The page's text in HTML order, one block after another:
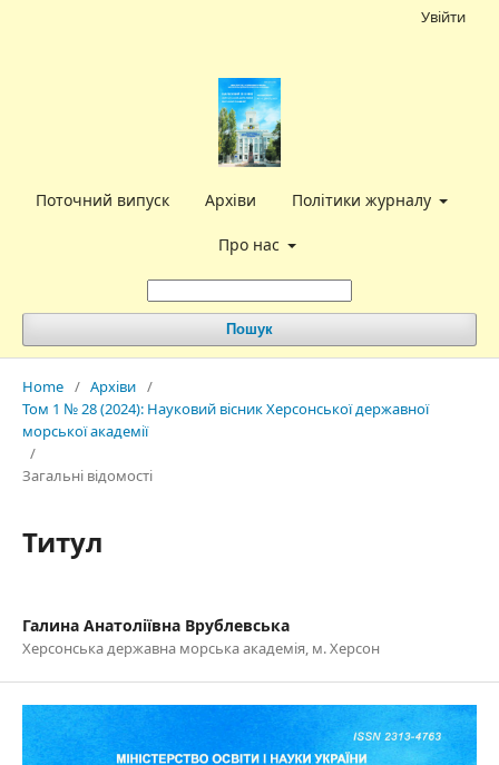
Поточний випуск Архіви Політики журналу
Про нас
Пошук
Увійти
Home / Архіви /
Том 1 № 28 (2024): Науковий вісник Херсонської державної
морської академії
/
Загальні відомості
Титул
Галина Анатоліївна Врублевська
Херсонська державна морська академія, м. Херсон